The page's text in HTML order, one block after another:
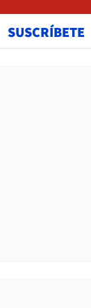
SUSCRÍBETE